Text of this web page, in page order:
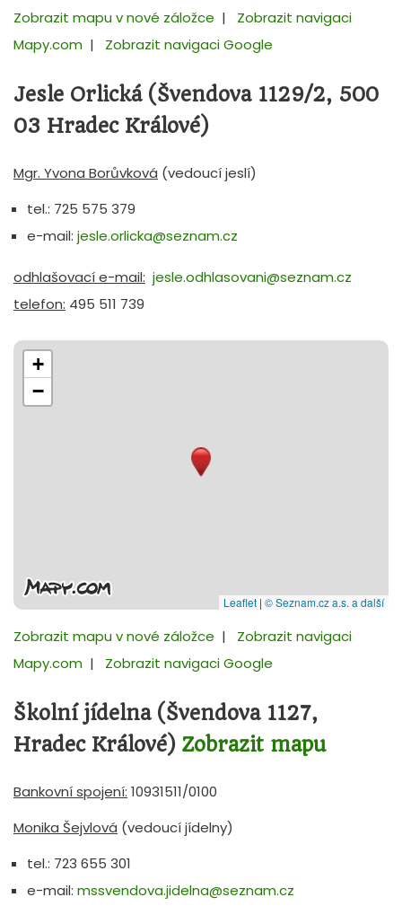
Zobrazit mapu v nové záložce | Zobrazit navigaci
Mapy.com | Zobrazit navigaci Google
Jesle Orlická (Švendova 1129/2, 500
03 Hradec Králové)
Mgr. Yvona Borůvková (vedoucí jeslí)
tel.: 725 575 379
e-mail: jesle.orlicka@seznam.cz
odhlašovací e-mail: jesle.odhlasovani@seznam.cz
telefon: 495 511 739
+
−
Leaflet | © Seznam.cz a.s. a další
Zobrazit mapu v nové záložce | Zobrazit navigaci
Mapy.com | Zobrazit navigaci Google
Školní jídelna (Švendova 1127,
Hradec Králové) Zobrazit mapu
Bankovní spojení: 10931511/0100
Monika Šejvlová (vedoucí jídelny)
tel.: 723 655 301
e-mail: mssvendova.jidelna@seznam.cz